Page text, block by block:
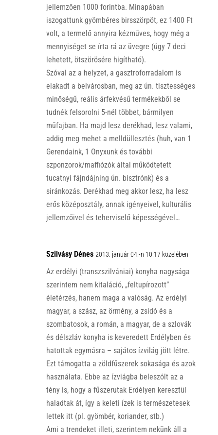
jellemzően 1000 forintba. Minapában
iszogattunk gyömbéres birsszörpöt, ez 1400 Ft
volt, a termelő annyira kézműves, hogy még a
mennyiséget se írta rá az üvegre (úgy 7 deci
lehetett, ötszörösére higítható).
Szóval az a helyzet, a gasztroforradalom is
elakadt a belvárosban, meg az ún. tisztességes
minőségű, reális árfekvésű termékekből se
tudnék felsorolni 5-nél többet, bármilyen
műfajban. Ha majd lesz derékhad, lesz valami,
addig meg mehet a melldüllesztés (huh, van 1
Gerendaink, 1 Onyxunk és további
szponzorok/maffiózók által működtetett
tucatnyi fájndájning ún. bisztrónk) és a
siránkozás. Derékhad meg akkor lesz, ha lesz
erős középosztály, annak igényeivel, kulturális
jellemzőivel és teherviselő képességével…
Szilvásy Dénes 2013. január 04.-n 10:17 közelében
Az erdélyi (transzszilvániai) konyha nagysága
szerintem nem kitaláció, „feltupírozott”
életérzés, hanem maga a valóság. Az erdélyi
magyar, a szász, az örmény, a zsidó és a
szombatosok, a román, a magyar, de a szlovák
és délszláv konyha is keveredett Erdélyben és
hatottak egymásra – sajátos ízvilág jött létre.
Ezt támogatta a zöldfűszerek sokasága és azok
használata. Ebbe az ízviágba beleszólt az a
tény is, hogy a fűszerutak Erdélyen keresztül
haladtak át, így a keleti ízek is természetesek
lettek itt (pl. gyömbér, koriander, stb.)
Ami a trendeket illeti, szerintem nekünk áll a